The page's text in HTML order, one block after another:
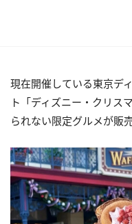
現在開催している東京デ
ト「ディズニー・クリス
られない限定グルメが販